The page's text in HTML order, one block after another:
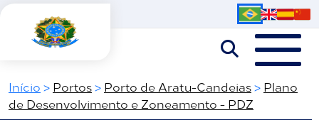
Início > Portos> Porto de Aratu-Candeias> Plano
de Desenvolvimento e Zoneamento - PDZ